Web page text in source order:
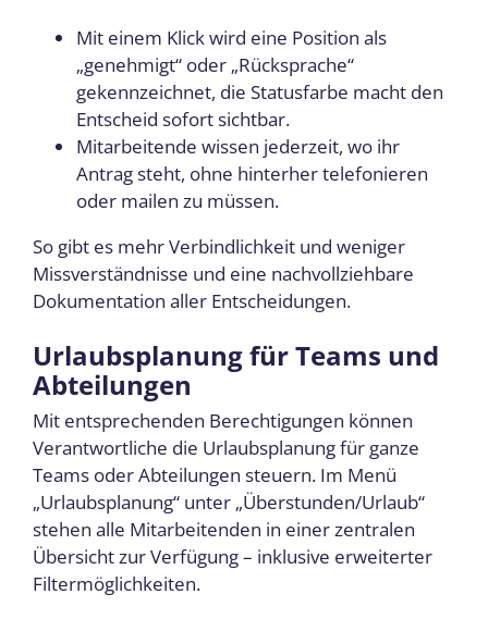
Mit einem Klick wird eine Position als
„genehmigt“ oder „Rücksprache“
gekennzeichnet, die Statusfarbe macht den
Entscheid sofort sichtbar.
Mitarbeitende wissen jederzeit, wo ihr
Antrag steht, ohne hinterher telefonieren
oder mailen zu müssen.
So gibt es mehr Verbindlichkeit und weniger
Missverständnisse und eine nachvollziehbare
Dokumentation aller Entscheidungen.
Urlaubsplanung für Teams und
Abteilungen
Mit entsprechenden Berechtigungen können
Verantwortliche die Urlaubsplanung für ganze
Teams oder Abteilungen steuern. Im Menü
„Urlaubsplanung“ unter „Überstunden/Urlaub“
stehen alle Mitarbeitenden in einer zentralen
Übersicht zur Verfügung – inklusive erweiterter
Filtermöglichkeiten.